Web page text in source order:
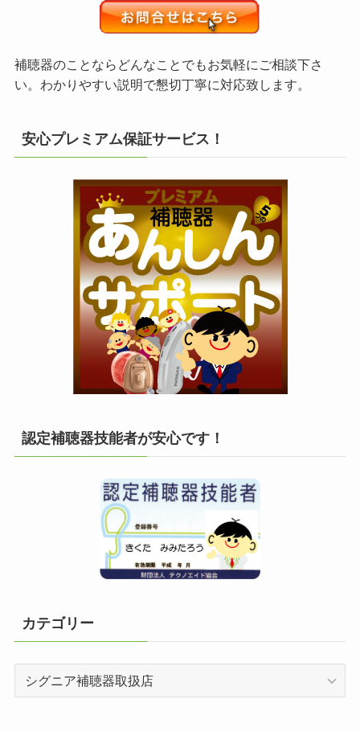
補聴器のことならどんなことでもお気軽にご相談下さ
い。わかりやすい説明で懇切丁寧に対応致します。
安心プレミアム保証サービス！
認定補聴器技能者が安心です！
カテゴリー